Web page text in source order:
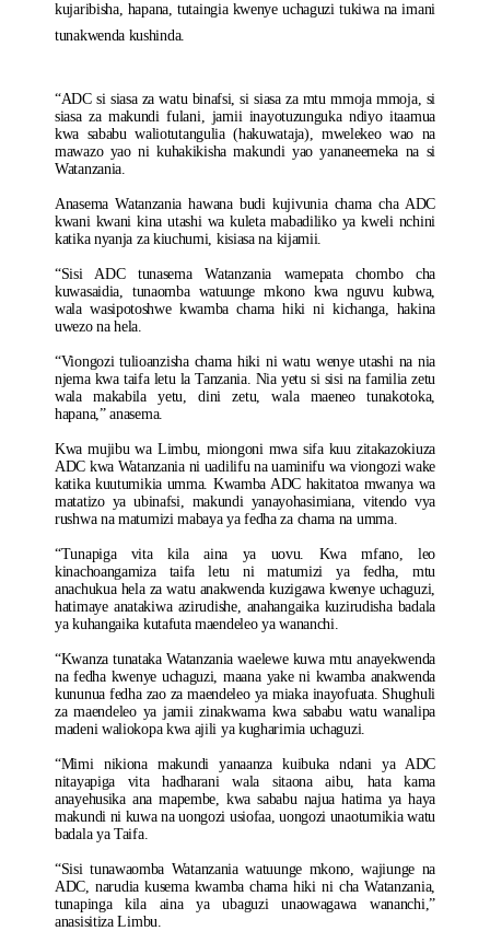
kujaribisha, hapana, tutaingia kwenye uchaguzi tukiwa na imani
tunakwenda kushinda.
“ADC si siasa za watu binafsi, si siasa za mtu mmoja mmoja, si
siasa za makundi fulani, jamii inayotuzunguka ndiyo itaamua
kwa sababu waliotutangulia (hakuwataja), mwelekeo wao na
mawazo yao ni kuhakikisha makundi yao yananeemeka na si
Watanzania.
Anasema Watanzania hawana budi kujivunia chama cha ADC
kwani kwani kina utashi wa kuleta mabadiliko ya kweli nchini
katika nyanja za kiuchumi, kisiasa na kijamii.
“Sisi ADC tunasema Watanzania wamepata chombo cha
kuwasaidia, tunaomba watuunge mkono kwa nguvu kubwa,
wala wasipotoshwe kwamba chama hiki ni kichanga, hakina
uwezo na hela.
“Viongozi tulioanzisha chama hiki ni watu wenye utashi na nia
njema kwa taifa letu la Tanzania. Nia yetu si sisi na familia zetu
wala makabila yetu, dini zetu, wala maeneo tunakotoka,
hapana,” anasema.
Kwa mujibu wa Limbu, miongoni mwa sifa kuu zitakazokiuza
ADC kwa Watanzania ni uadilifu na uaminifu wa viongozi wake
katika kuutumikia umma. Kwamba ADC hakitatoa mwanya wa
matatizo ya ubinafsi, makundi yanayohasimiana, vitendo vya
rushwa na matumizi mabaya ya fedha za chama na umma.
“Tunapiga vita kila aina ya uovu. Kwa mfano, leo
kinachoangamiza taifa letu ni matumizi ya fedha, mtu
anachukua hela za watu anakwenda kuzigawa kwenye uchaguzi,
hatimaye anatakiwa azirudishe, anahangaika kuzirudisha badala
ya kuhangaika kutafuta maendeleo ya wananchi.
“Kwanza tunataka Watanzania waelewe kuwa mtu anayekwenda
na fedha kwenye uchaguzi, maana yake ni kwamba anakwenda
kununua fedha zao za maendeleo ya miaka inayofuata. Shughuli
za maendeleo ya jamii zinakwama kwa sababu watu wanalipa
madeni waliokopa kwa ajili ya kugharimia uchaguzi.
“Mimi nikiona makundi yanaanza kuibuka ndani ya ADC
nitayapiga vita hadharani wala sitaona aibu, hata kama
anayehusika ana mapembe, kwa sababu najua hatima ya haya
makundi ni kuwa na uongozi usiofaa, uongozi unaotumikia watu
badala ya Taifa.
“Sisi tunawaomba Watanzania watuunge mkono, wajiunge na
ADC, narudia kusema kwamba chama hiki ni cha Watanzania,
tunapinga kila aina ya ubaguzi unaowagawa wananchi,”
anasisitiza Limbu.